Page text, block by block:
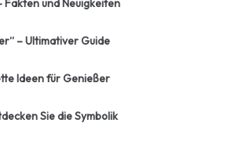
Fakten und Neuigkeiten
– Ultimativer Guide
Ideen für Genießer
Sie die Symbolik